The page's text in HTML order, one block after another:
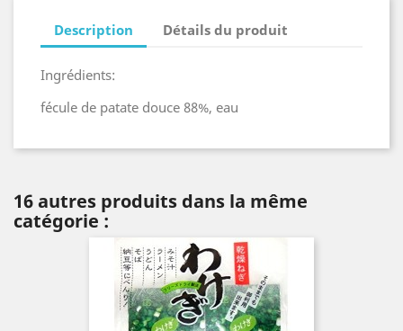
Description Détails du produit
Ingrédients:
fécule de patate douce 88%, eau
16 autres produits dans la même
catégorie :